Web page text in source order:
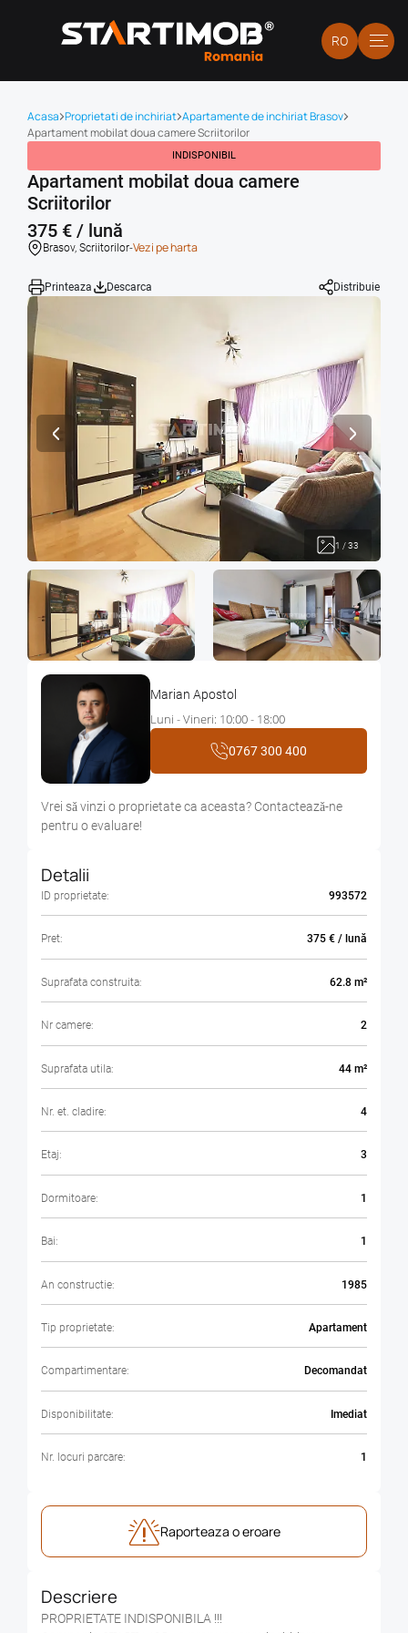
RO
Acasa Proprietati de inchiriat Apartamente de inchiriat Brasov
Apartament mobilat doua camere Scriitorilor
INDISPONIBIL
Apartament mobilat doua camere
Scriitorilor
375 € / lună
Brasov, Scriitorilor-Vezi pe harta
Printeaza Descarca Distribuie
1 /33
Marian Apostol
Luni - Vineri: 10:00 - 18:00
0767 300 400
Vrei sǎ vinzi o proprietate ca aceasta? Contacteazǎ-ne
pentru o evaluare!
Detalii
ID proprietate: 993572
Pret: 375 € / lună
Suprafata construita: 62.8 m²
Nr camere: 2
Suprafata utila: 44 m²
Nr. et. cladire: 4
Etaj: 3
Dormitoare: 1
Bai: 1
An constructie: 1985
Tip proprietate: Apartament
Compartimentare: Decomandat
Disponibilitate: Imediat
Nr. locuri parcare: 1
Raporteaza o eroare
Descriere
PROPRIETATE INDISPONIBILA !!!